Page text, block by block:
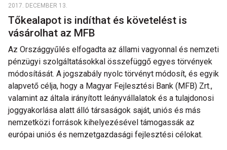
2017. DECEMBER 13.
Tőkealapot is indíthat és követelést is
vásárolhat az MFB
Az Országgyűlés elfogadta az állami vagyonnal és nemzeti
pénzügyi szolgáltatásokkal összefüggő egyes törvények
módosítását. A jogszabály nyolc törvényt módosít, és egyik
alapvető célja, hogy a Magyar Fejlesztési Bank (MFB) Zrt.,
valamint az általa irányított leányvállalatok és a tulajdonosi
joggyakorlása alatt álló társaságok saját, uniós és más
nemzetközi források kihelyezésével támogassák az
európai uniós és nemzetgazdasági fejlesztési célokat.